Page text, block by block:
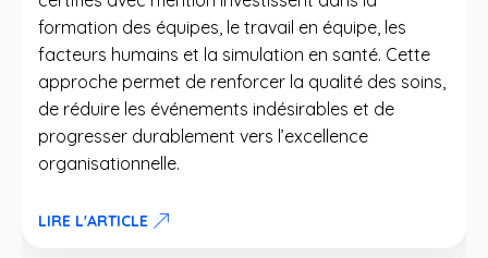
formation des équipes, le travail en équipe, les
facteurs humains et la simulation en santé. Cette
approche permet de renforcer la qualité des soins,
de réduire les événements indésirables et de
progresser durablement vers l’excellence
organisationnelle.
LIRE L'ARTICLE